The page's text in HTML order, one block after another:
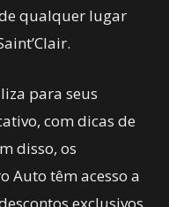
qualquer lugar
para seus
com dicas de
disso, os
Auto têm acesso a